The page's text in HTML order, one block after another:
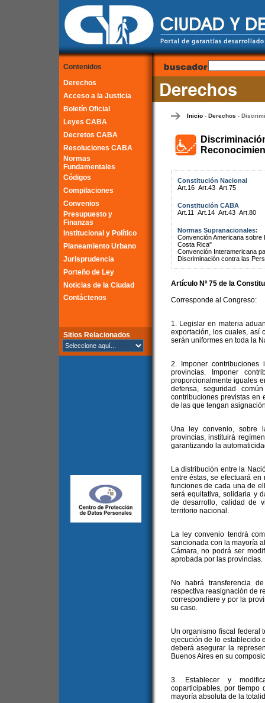
Contenidos
Derechos
Acceso a la Justicia
Boletín Oficial
Leyes CABA
Decretos CABA
Resoluciones CABA
Normas
Fundamentales
Códigos
Compilaciones
Convenios
Presupuesto y
Finanzas
Institucional y Político
Planeamiento Urbano
Jurisprudencia
Porteño de Ley
Noticias de la Ciudad
Contáctenos
Sitios Relacionados
Inicio- Derechos -
Constitución Nacional
Art.16 Art.43 Art.75
Constitución CABA
Art.11
Art.14 Art.43 Art.80
Normas Supranacionales:
Convención Americana
Costa Rica"
Convención Interamericana
Discriminación contra las
Artículo Nº 75 de la
Corresponde al Congreso:
1. Legislar en materia
exportación, los cuales, así
serán uniformes en toda la
2. Imponer contribuciones
provincias. Imponer
proporcionalmente iguales
defensa, seguridad
contribuciones previstas en
de las que tengan
Una ley convenio, sobre
provincias, instituirá
garantizando la
La distribución entre la
entre éstas, se efectuará
funciones de cada una de
será equitativa, solidaria y
de desarrollo, calidad de
territorio nacional.
La ley convenio tendrá
sancionada con la mayoría
Cámara, no podrá ser
aprobada por las provincias.
No habrá transferencia
respectiva reasignación de
correspondiere y por la
su caso.
Un organismo fiscal federal
ejecución de lo establecido
deberá asegurar la
Buenos Aires en su
3. Establecer y
coparticipables, por tiempo
mayoría absoluta de la